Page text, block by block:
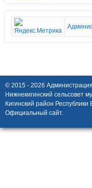
© 2015 - 2026
Нижнекигинский сельсовет
Кигинский район Республики
Официальный сайт.